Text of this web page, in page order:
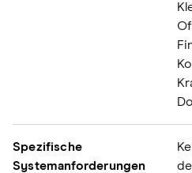
Spezifische
Systemanforderungen